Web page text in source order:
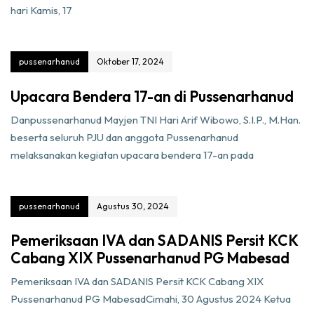
hari Kamis, 17
pussenarhanud Oktober 17, 2024
Upacara Bendera 17-an di Pussenarhanud
Danpussenarhanud Mayjen TNI Hari Arif Wibowo, S.I.P., M.Han.
beserta seluruh PJU dan anggota Pussenarhanud
melaksanakan kegiatan upacara bendera 17-an pada
pussenarhanud Agustus 30, 2024
Pemeriksaan IVA dan SADANIS Persit KCK
Cabang XIX Pussenarhanud PG Mabesad
Pemeriksaan IVA dan SADANIS Persit KCK Cabang XIX
Pussenarhanud PG MabesadCimahi, 30 Agustus 2024 Ketua